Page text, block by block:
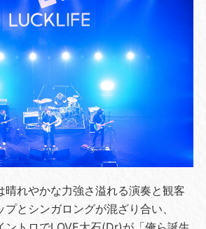
晴れやかな力強さ溢れる演奏と観客
とシンガロングが混ざり合い、